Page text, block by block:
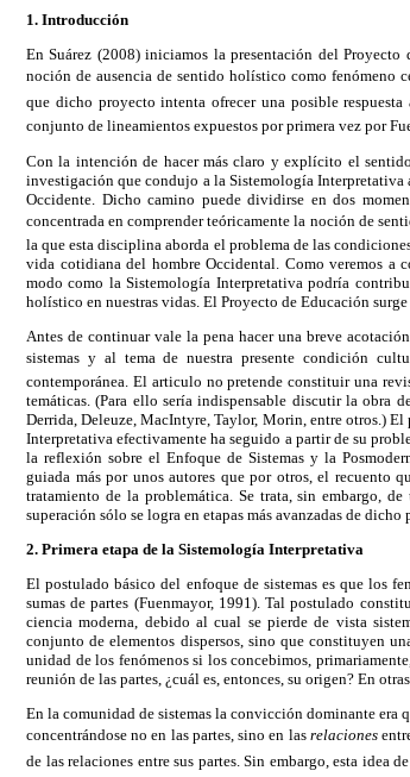
1. Introducción
En Suárez (2008) iniciamos la presentación del
noción de ausencia de sentido holístico como
que dicho proyecto intenta ofrecer una posible
conjunto de lineamientos expuestos por primera vez por
Con la intención de hacer más claro y explícito el
investigación que condujo a la Sistemología Interpretativa
Occidente. Dicho camino puede dividirse en dos
concentrada en comprender teóricamente la noción de
la que esta disciplina aborda el problema de las
vida cotidiana del hombre Occidental. Como veremos a
modo como la Sistemología Interpretativa podría
holístico en nuestras vidas. El Proyecto de Educación surge
Antes de continuar vale la pena hacer una breve
sistemas y al tema de nuestra presente condición
contemporánea. El articulo no pretende constituir una
temáticas. (Para ello sería indispensable discutir la obra
Derrida, Deleuze, MacIntyre, Taylor, Morin, entre otros.)
Interpretativa efectivamente ha seguido a partir de su
la reflexión sobre el Enfoque de Sistemas y la
guiada más por unos autores que por otros, el recuento
tratamiento de la problemática. Se trata, sin embargo,
superación sólo se logra en etapas más avanzadas de dicho
2. Primera etapa de la Sistemología Interpretativa
El postulado básico del enfoque de sistemas es que los
sumas de partes (Fuenmayor, 1991). Tal postulado
ciencia moderna, debido al cual se pierde de vista
conjunto de elementos dispersos, sino que constituyen
unidad de los fenómenos si los concebimos,
reunión de las partes, ¿cuál es, entonces, su origen? En
En la comunidad de sistemas la convicción dominante era
concentrándose no en las partes, sino en las relaciones
de las relaciones entre sus partes. Sin embargo, esta idea